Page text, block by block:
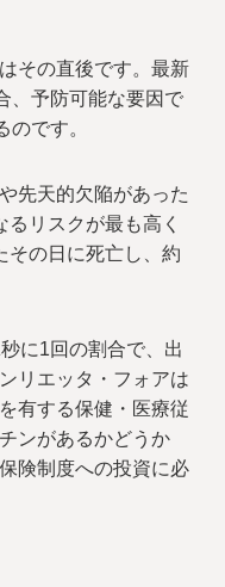
その直後です。最新
、予防可能な要因で
です。
先天的欠陥があった
リスクが最も高く
その日に死亡し、約
に1回の割合で、出
リエッタ・フォアは
有する保健・医療従
ンがあるかどうか
険制度への投資に必